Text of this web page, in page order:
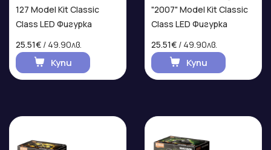
127 Model Kit Classic
Class LED Фигурка
25.51€ / 49.90лв.
Купи
"2007" Model Kit Classic
Class LED Фигурка
25.51€ / 49.90лв.
Купи